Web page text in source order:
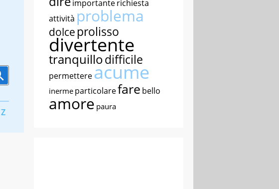
Z
importanterichiesta
attività problema
dolce prolisso
divertente
tranquillodifficile
permettereacume
inerme particolarefare bello
amore paura